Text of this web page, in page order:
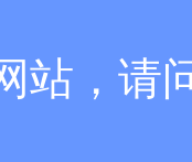
站，请